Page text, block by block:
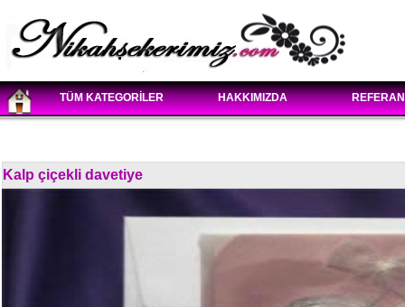
TÜM KATEGORİLER HAKKIMIZDA
Kalp çiçekli davetiye